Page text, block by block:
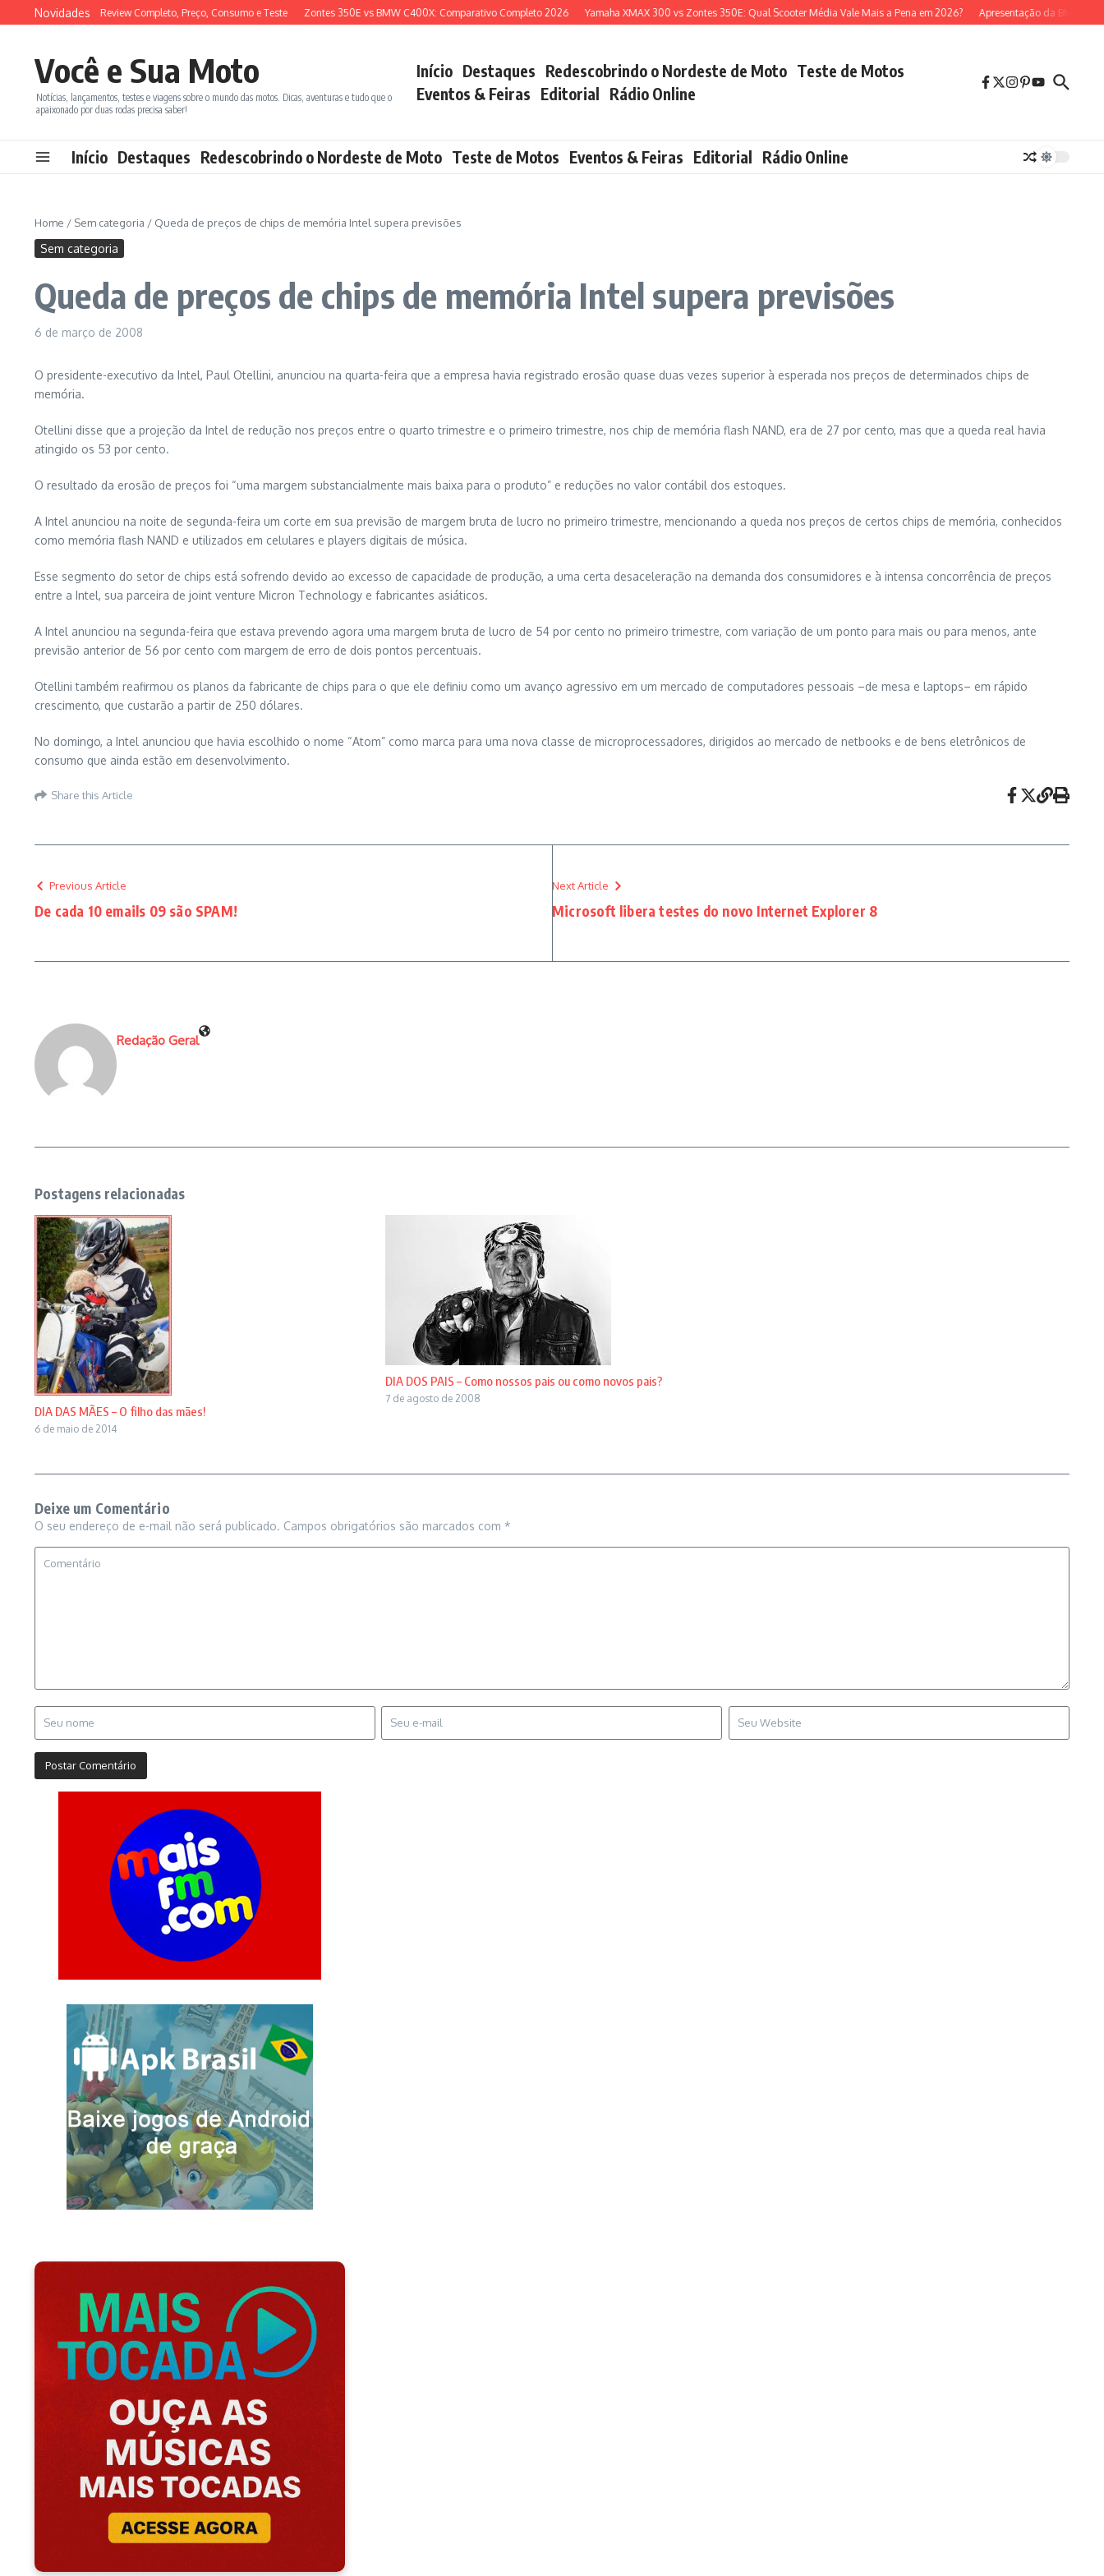
Ir para o conteúdo
Novidades
ADX 150 2026: Review Completo, Preço, Consumo e Teste Zontes 350E vs BMW C400X: Comparativo Completo 2026 Yamaha XMAX 300 vs Zontes 350E: Qual Scooter Média Vale Mais a Pena em 2026? Apresentação da BMW R 1300
Você e Sua Moto
Notícias, lançamentos, testes e viagens sobre o mundo das motos. Dicas, aventuras e tudo que o
apaixonado por duas rodas precisa saber!
Início Destaques Redescobrindo o Nordeste de Moto Teste de Motos
Eventos & Feiras Editorial Rádio Online
Início Destaques Redescobrindo o Nordeste de Moto Teste de Motos Eventos & Feiras Editorial Rádio Online
Home / Sem categoria / Queda de preços de chips de memória Intel supera previsões
Sem categoria
Queda de preços de chips de memória Intel supera previsões
6 de março de 2008
O presidente-executivo da Intel, Paul Otellini, anunciou na quarta-feira que a empresa havia registrado erosão quase duas vezes superior à esperada nos preços de determinados chips de
memória.
Otellini disse que a projeção da Intel de redução nos preços entre o quarto trimestre e o primeiro trimestre, nos chip de memória flash NAND, era de 27 por cento, mas que a queda real havia
atingido os 53 por cento.
O resultado da erosão de preços foi “uma margem substancialmente mais baixa para o produto” e reduções no valor contábil dos estoques.
A Intel anunciou na noite de segunda-feira um corte em sua previsão de margem bruta de lucro no primeiro trimestre, mencionando a queda nos preços de certos chips de memória, conhecidos
como memória flash NAND e utilizados em celulares e players digitais de música.
Esse segmento do setor de chips está sofrendo devido ao excesso de capacidade de produção, a uma certa desaceleração na demanda dos consumidores e à intensa concorrência de preços
entre a Intel, sua parceira de joint venture Micron Technology e fabricantes asiáticos.
A Intel anunciou na segunda-feira que estava prevendo agora uma margem bruta de lucro de 54 por cento no primeiro trimestre, com variação de um ponto para mais ou para menos, ante
previsão anterior de 56 por cento com margem de erro de dois pontos percentuais.
Otellini também reafirmou os planos da fabricante de chips para o que ele definiu como um avanço agressivo em um mercado de computadores pessoais –de mesa e laptops– em rápido
crescimento, que custarão a partir de 250 dólares.
No domingo, a Intel anunciou que havia escolhido o nome “Atom” como marca para uma nova classe de microprocessadores, dirigidos ao mercado de netbooks e de bens eletrônicos de
consumo que ainda estão em desenvolvimento.
Share this Article
Previous Article
De cada 10 emails 09 são SPAM!
Next Article
Microsoft libera testes do novo Internet Explorer 8
Redação Geral
Postagens relacionadas
DIA DAS MÃES – O filho das mães!
6 de maio de 2014
DIA DOS PAIS – Como nossos pais ou como novos pais?
7 de agosto de 2008
Deixe um Comentário
O seu endereço de e-mail não será publicado. Campos obrigatórios são marcados com *